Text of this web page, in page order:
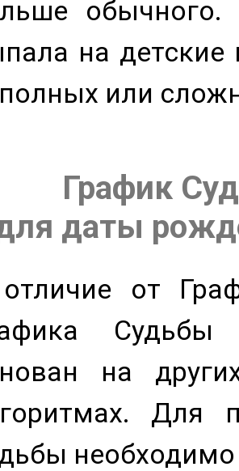
на детские
или
График
даты
от
на
Для